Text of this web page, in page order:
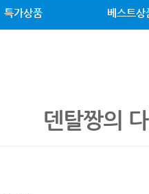
특가상품 베스트상
덴탈짱의